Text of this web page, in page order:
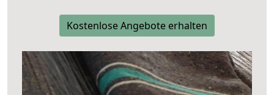
Kostenlose Angebote erhalten